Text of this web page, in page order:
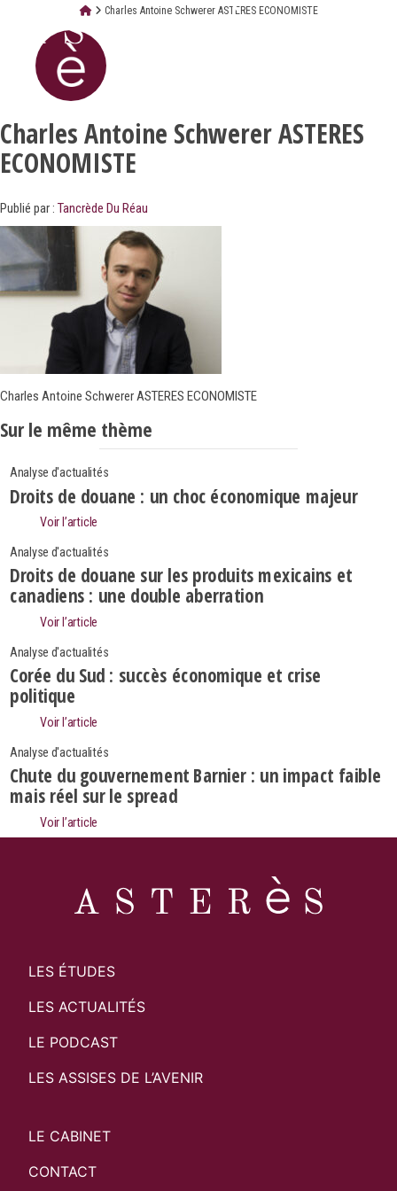
Charles Antoine Schwerer ASTERES ECONOMISTE
Charles Antoine Schwerer ASTERES
ECONOMISTE
Publié par : Tancrède Du Réau
Charles Antoine Schwerer ASTERES ECONOMISTE
Sur le même thème
Analyse d'actualités
Droits de douane : un choc économique majeur
Voir l’article
Analyse d'actualités
Droits de douane sur les produits mexicains et
canadiens : une double aberration
Voir l’article
Analyse d'actualités
Corée du Sud : succès économique et crise
politique
Voir l’article
Analyse d'actualités
Chute du gouvernement Barnier : un impact faible
mais réel sur le spread
Voir l’article
LES ÉTUDES
LES ACTUALITÉS
LE PODCAST
LES ASSISES DE L’AVENIR
LE CABINET
CONTACT
Search